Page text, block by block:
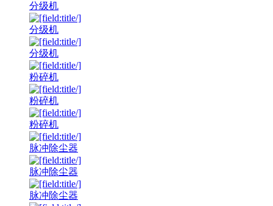
分级机
分级机
分级机
粉碎机
粉碎机
粉碎机
脉冲除尘器
脉冲除尘器
脉冲除尘器